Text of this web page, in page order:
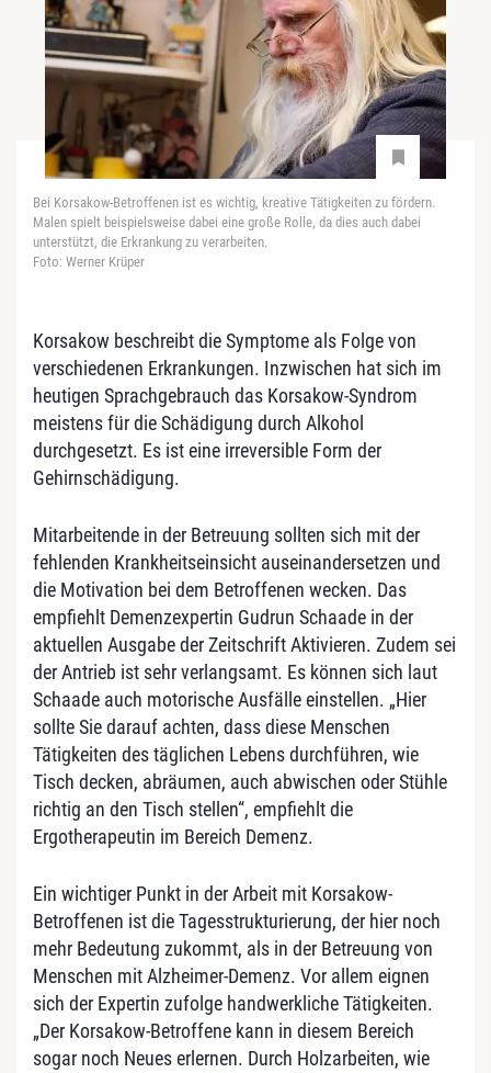
Bei Korsakow-Betroffenen ist es wichtig, kreative Tätigkeiten zu fördern.
Malen spielt beispielsweise dabei eine große Rolle, da dies auch dabei
unterstützt, die Erkrankung zu verarbeiten.
Foto: Werner Krüper
Korsakow beschreibt die Symptome als Folge von
verschiedenen Erkrankungen. Inzwischen hat sich im
heutigen Sprachgebrauch das Korsakow-Syndrom
meistens für die Schädigung durch Alkohol
durchgesetzt. Es ist eine irreversible Form der
Gehirnschädigung.
Mitarbeitende in der Betreuung sollten sich mit der
fehlenden Krankheitseinsicht auseinandersetzen und
die Motivation bei dem Betroffenen wecken. Das
empfiehlt Demenzexpertin Gudrun Schaade in der
aktuellen Ausgabe der Zeitschrift Aktivieren. Zudem sei
der Antrieb ist sehr verlangsamt. Es können sich laut
Schaade auch motorische Ausfälle einstellen. „Hier
sollte Sie darauf achten, dass diese Menschen
Tätigkeiten des täglichen Lebens durchführen, wie
Tisch decken, abräumen, auch abwischen oder Stühle
richtig an den Tisch stellen“, empfiehlt die
Ergotherapeutin im Bereich Demenz.
Ein wichtiger Punkt in der Arbeit mit Korsakow-
Betroffenen ist die Tagesstrukturierung, der hier noch
mehr Bedeutung zukommt, als in der Betreuung von
Menschen mit Alzheimer-Demenz. Vor allem eignen
sich der Expertin zufolge handwerkliche Tätigkeiten.
„Der Korsakow-Betroffene kann in diesem Bereich
sogar noch Neues erlernen. Durch Holzarbeiten, wie